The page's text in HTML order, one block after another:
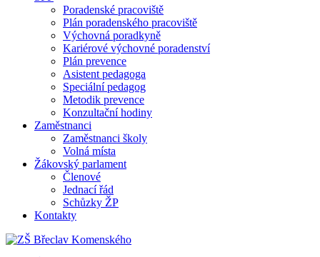
Poradenské pracoviště
Plán poradenského pracoviště
Výchovná poradkyně
Kariérové výchovné poradenství
Plán prevence
Asistent pedagoga
Speciální pedagog
Metodik prevence
Konzultační hodiny
Zaměstnanci
Zaměstnanci školy
Volná místa
Žákovský parlament
Členové
Jednací řád
Schůzky ŽP
Kontakty